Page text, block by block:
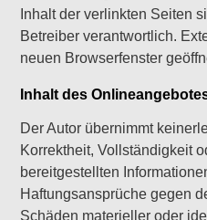
Inhalt der verlinkten Seiten
Betreiber verantwortlich.
neuen Browserfenster
Inhalt des
Der Autor übernimmt
Korrektheit, Vollständigkeit
bereitgestellten
Haftungsansprüche gegen
Schäden materieller oder